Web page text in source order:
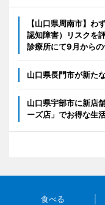
【山口県周南市】
認知障害）リスクを
診療所にて9月から
山口県長門市が新た
山口県宇部市に新店
ーズ店」でお得な生活
食べる